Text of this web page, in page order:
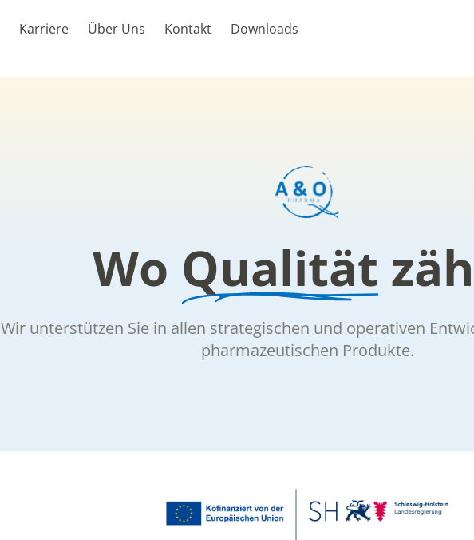
Karriere Über Uns Kontakt Downloads
Wo Qualität
Wir unterstützen Sie in allen strategischen und operativen
pharmazeutischen Produkte.